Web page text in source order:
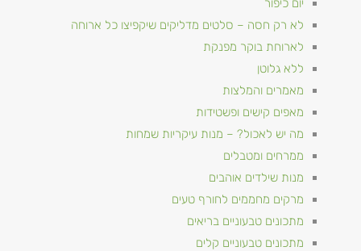
יום כיפור
לא רק חסה – סלטים מדליקים שיקפיצו כל ארוחה
לארוחת בוקר מפנקת
ללא גלוטן
מאמרים והמלצות
מאפים קישים ופשטידות
מה יש לאכול? – מנות עיקריות שמחות
ממרחים ומטבלים
מנות שילדים אוהבים
מרקים מחממים לחורף טעים
מתכונים טבעוניים​ בריאים
מתכונים טבעוניים קלים